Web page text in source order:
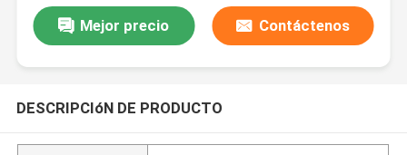
Mejor precio Contáctenos
DESCRIPCIóN DE PRODUCTO